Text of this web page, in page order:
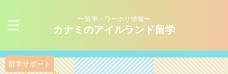
〜留学・ワーホリ情報〜
カナミのアイルランド留学
留学サポート